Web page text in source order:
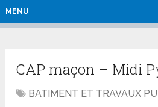
MENU
CAP maçon – Midi
BATIMENT ET TRAVAUX